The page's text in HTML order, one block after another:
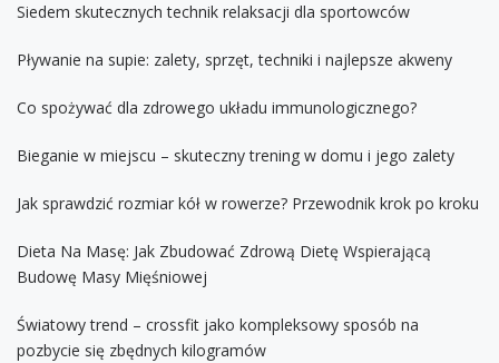
Siedem skutecznych technik relaksacji dla sportowców
Pływanie na supie: zalety, sprzęt, techniki i najlepsze akweny
Co spożywać dla zdrowego układu immunologicznego?
Bieganie w miejscu – skuteczny trening w domu i jego zalety
Jak sprawdzić rozmiar kół w rowerze? Przewodnik krok po kroku
Dieta Na Masę: Jak Zbudować Zdrową Dietę Wspierającą
Budowę Masy Mięśniowej
Światowy trend – crossfit jako kompleksowy sposób na
pozbycie się zbędnych kilogramów